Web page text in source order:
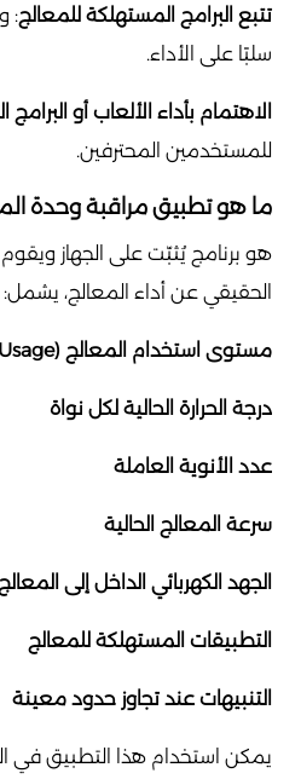
تتبع البرامج المستهلكة للمعالج:
سلبًا على الأداء.
الاهتمام بأداء الألعاب أو البرامج
للمستخدمين المحترفين.
ما هو تطبيق مراقبة وحدة
هو برنامج يُثبّت على الجهاز
الحقيقي عن أداء المعالج، يشمل:
مستوى استخدام المعالج (Usage %)
درجة الحرارة الحالية لكل نواة
عدد الأنوية العاملة
سرعة المعالج الحالية
الجهد الكهربائي الداخل إلى المعالج
التطبيقات المستهلكة للمعالج
التنبيهات عند تجاوز حدود معينة
يمكن استخدام هذا التطبيق في